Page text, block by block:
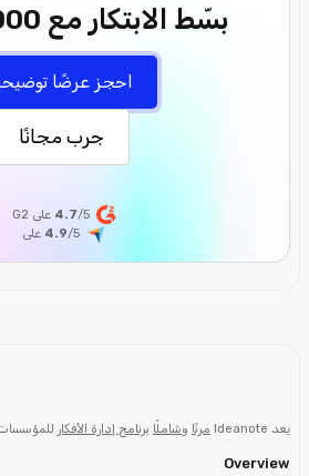
بسّط الابتكار مع ISO 56000.
احجز عرضًا
جرب مجانًا
4.7/5 على G2
4.9/5 على
يعد Ideanote مرنًا وشاملًا برنامج إدارة الأفكار
Overview